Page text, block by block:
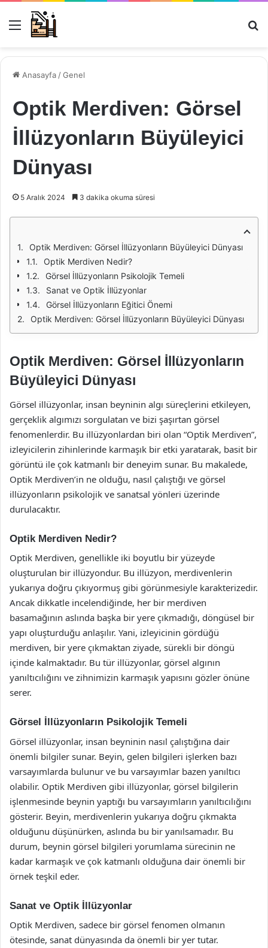
Menü
Anasayfa /Genel
Optik Merdiven: Görsel
İllüzyonların Büyüleyici
Dünyası
5 Aralık 2024 3 dakika okuma süresi
Optik Merdiven: Görsel İllüzyonların Büyüleyici Dünyası
Optik Merdiven Nedir?
Görsel İllüzyonların Psikolojik Temeli
Sanat ve Optik İllüzyonlar
Görsel İllüzyonların Eğitici Önemi
Optik Merdiven: Görsel İllüzyonların Büyüleyici Dünyası
Optik Merdiven: Görsel İllüzyonların
Büyüleyici Dünyası
Görsel illüzyonlar, insan beyninin algı süreçlerini etkileyen,
gerçeklik algımızı sorgulatan ve bizi şaşırtan görsel
fenomenlerdir. Bu illüzyonlardan biri olan “Optik Merdiven”,
izleyicilerin zihinlerinde karmaşık bir etki yaratarak, basit bir
görüntü ile çok katmanlı bir deneyim sunar. Bu makalede,
Optik Merdiven’in ne olduğu, nasıl çalıştığı ve görsel
illüzyonların psikolojik ve sanatsal yönleri üzerinde
durulacaktır.
Optik Merdiven Nedir?
Optik Merdiven, genellikle iki boyutlu bir yüzeyde
oluşturulan bir illüzyondur. Bu illüzyon, merdivenlerin
yukarıya doğru çıkıyormuş gibi görünmesiyle karakterizedir.
Ancak dikkatle incelendiğinde, her bir merdiven
basamağının aslında başka bir yere çıkmadığı, döngüsel bir
yapı oluşturduğu anlaşılır. Yani, izleyicinin gördüğü
merdiven, bir yere çıkmaktan ziyade, sürekli bir döngü
içinde kalmaktadır. Bu tür illüzyonlar, görsel algının
yanıltıcılığını ve zihnimizin karmaşık yapısını gözler önüne
serer.
Görsel İllüzyonların Psikolojik Temeli
Görsel illüzyonlar, insan beyninin nasıl çalıştığına dair
önemli bilgiler sunar. Beyin, gelen bilgileri işlerken bazı
varsayımlarda bulunur ve bu varsayımlar bazen yanıltıcı
olabilir. Optik Merdiven gibi illüzyonlar, görsel bilgilerin
işlenmesinde beynin yaptığı bu varsayımların yanıltıcılığını
gösterir. Beyin, merdivenlerin yukarıya doğru çıkmakta
olduğunu düşünürken, aslında bu bir yanılsamadır. Bu
durum, beynin görsel bilgileri yorumlama sürecinin ne
kadar karmaşık ve çok katmanlı olduğuna dair önemli bir
örnek teşkil eder.
Sanat ve Optik İllüzyonlar
Optik Merdiven, sadece bir görsel fenomen olmanın
ötesinde, sanat dünyasında da önemli bir yer tutar.